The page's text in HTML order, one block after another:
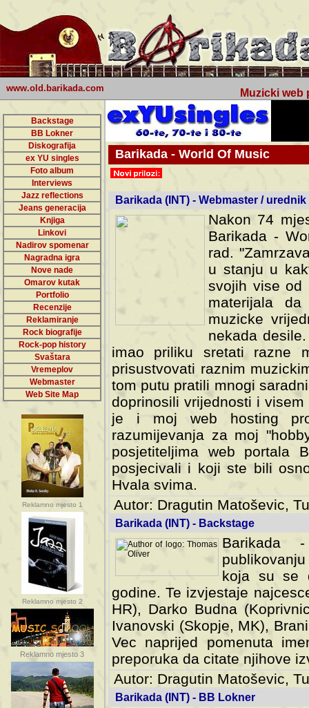
www.old.barikada.com Muzicki web
Backstage
BB Lokner
Diskografija
ex YU singles
Foto album
Interviews
Jazz reflections
Jeans generacija
Knjiga
Linkovi
Nadirov spomenar
Nagradna igra
Nove nade
Omarov kutak
Portfolio
Recenzije
Reklamiranje
Rock biografije
Rock-pop history
Svaštara
Vremeplov
Webmaster
Web Site Map
Reklamno mjesto 1
Reklamno mjesto 2
Reklamno mjesto 3
Barikada - World Of Music
Barikada (INT) - Webmaster / urednik
Nakon 74
Barikada -
rad.
u stanju u
svojih vise od
materijala
muzicke
nekada
imao priliku sretati razne
prisustvovati raznim
tom putu pratili mnogi
doprinosili vrijednosti i
je i moj web hosting
razumijevanja za moj
posjetiteljima web portala
posjecivali i koji ste bili
Hvala svima.
Autor: Dragutin Matoševic,
Barikada (INT) - Backstage
Barikada
koja su se
godine. Te izvjestaje
HR), Darko Budna
Ivanovski (Skopje, MK),
Vec naprijed pomenuta
preporuka da citate njihove
Autor: Dragutin Matoševic,
Barikada (INT) - BB Lokner